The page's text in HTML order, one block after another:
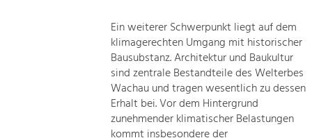
Ein weiterer Schwerpunkt liegt auf dem
klimagerechten Umgang mit historischer
Bausubstanz. Architektur und Baukultur
sind zentrale Bestandteile des Welterbes
Wachau und tragen wesentlich zu dessen
Erhalt bei. Vor dem Hintergrund
zunehmender klimatischer Belastungen
kommt insbesondere der